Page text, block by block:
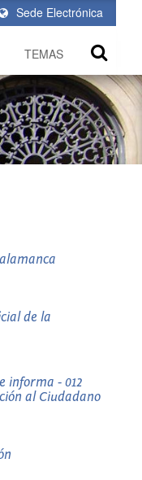
Sede Electrónica
TEMAS
de la
informa - 012
al Ciudadano